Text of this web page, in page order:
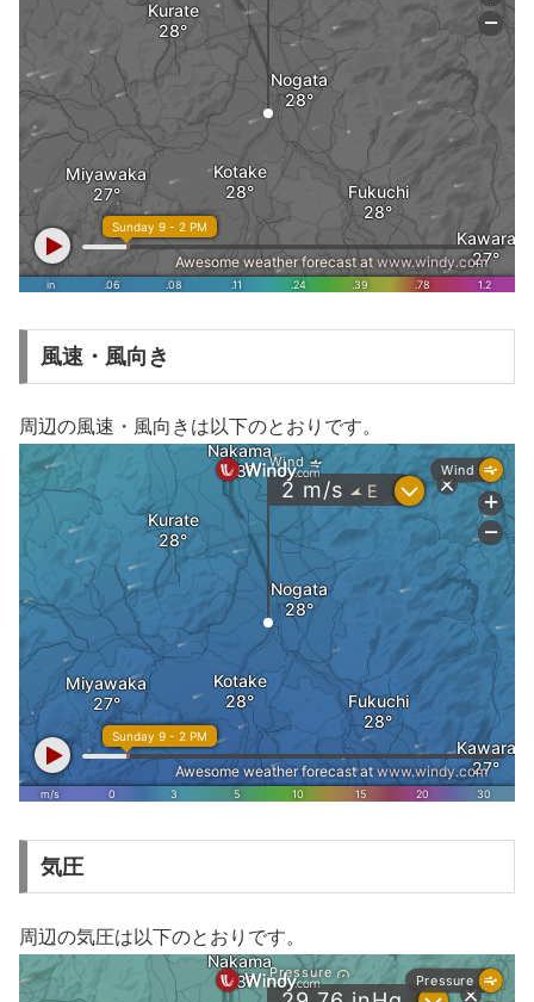
風速・風向き
周辺の風速・風向きは以下のとおりです。
気圧
周辺の気圧は以下のとおりです。